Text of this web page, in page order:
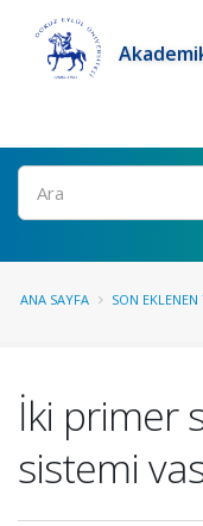
Ara
ANA SAYFA SON
İki primer
sistemi